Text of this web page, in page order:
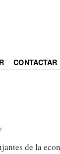
CONTACTAR
de la